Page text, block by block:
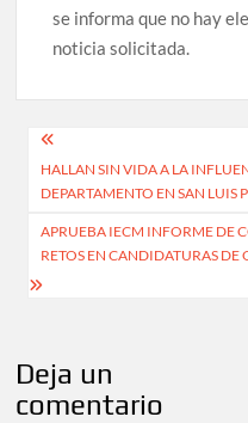
se informa que no hay
noticia solicitada.
Navegación
de
entradas
HALLAN SIN VIDA A LA
DEPARTAMENTO EN SAN LUIS
APRUEBA IECM INFORME DE
RETOS EN CANDIDATURAS DE
Deja un
comentario